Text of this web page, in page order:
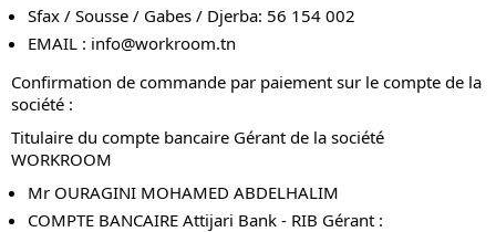
Sfax / Sousse / Gabes / Djerba: 56 154 002
EMAIL : info@workroom.tn
Confirmation de commande par paiement sur le compte de la
société :
Titulaire du compte bancaire Gérant de la société
WORKROOM
Mr OURAGINI MOHAMED ABDELHALIM
COMPTE BANCAIRE Attijari Bank - RIB Gérant :